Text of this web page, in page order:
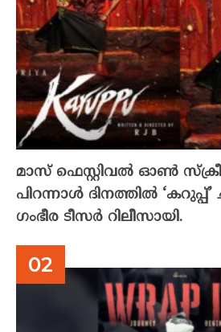
മാസ് ഫെസ്റ്റിവൽ ഓൺ
പിറന്നാൾ ദിനത്തിൽ ‘കറുപ്പ്’
ഗംഭീര ടീസർ റിലീസായി.